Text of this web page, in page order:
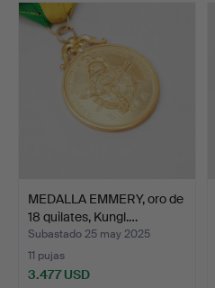
MEDALLA EMMERY, oro de
18 quilates, Kungl.…
Subastado 25 may 2025
11 pujas
3.477 USD